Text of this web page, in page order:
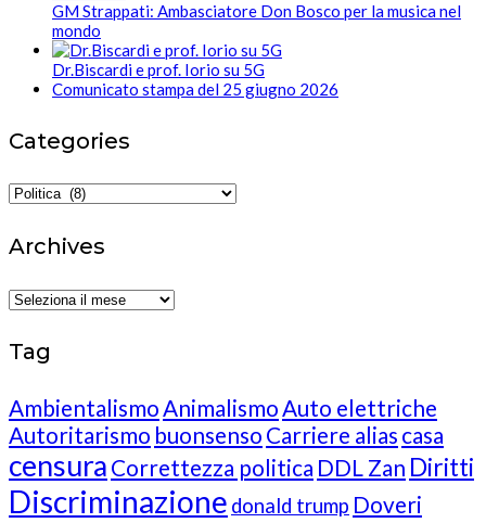
GM Strappati: Ambasciatore Don Bosco per la musica nel
mondo
Dr.Biscardi e prof. Iorio su 5G
Comunicato stampa del 25 giugno 2026
Categories
Categories
Archives
Archives
Tag
Ambientalismo Animalismo Auto elettriche
Autoritarismo buonsenso Carriere alias casa
censura Correttezza politica DDL Zan Diritti
Discriminazione donald trump Doveri